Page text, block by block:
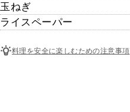
玉ねぎ
ライスペーパー
料理を安全に楽しむための注意事項